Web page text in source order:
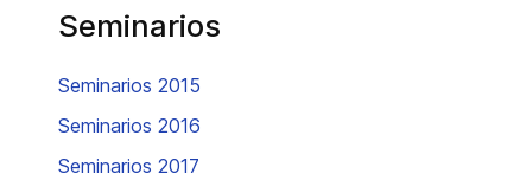
Seminarios
Seminarios 2015
Seminarios 2016
Seminarios 2017